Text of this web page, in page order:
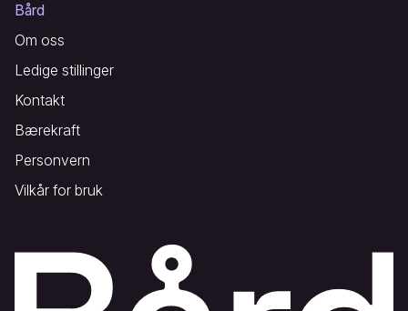
Bård
Om oss
Ledige stillinger
Kontakt
Bærekraft
Personvern
Vilkår for bruk